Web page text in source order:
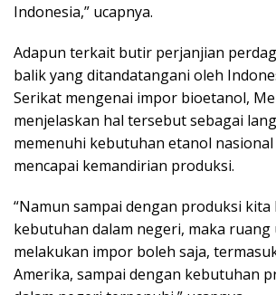
Indonesia,” ucapnya.
Adapun terkait butir perjanjian
balik yang ditandatangani oleh
Serikat mengenai impor bioetanol,
menjelaskan hal tersebut sebagai
memenuhi kebutuhan etanol nasional
mencapai kemandirian produksi.
“Namun sampai dengan produksi kita
kebutuhan dalam negeri, maka
melakukan impor boleh saja,
Amerika, sampai dengan kebutuhan